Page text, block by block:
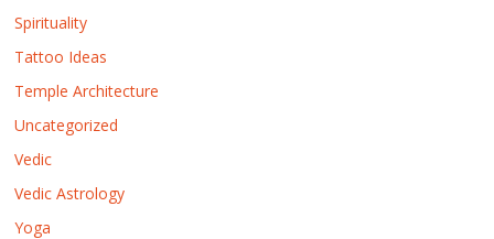
Spirituality
Tattoo Ideas
Temple Architecture
Uncategorized
Vedic
Vedic Astrology
Yoga